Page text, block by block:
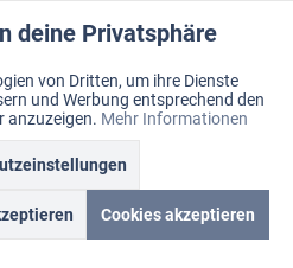
Warenkorb
Mein Konto
"Blütenstempel"
Aktiv
Inaktiv
Inaktiv
deine Privatsphäre
von Dritten, um ihre Dienste
und Werbung entsprechend den
anzuzeigen. Mehr Informationen
Cookies akzeptieren